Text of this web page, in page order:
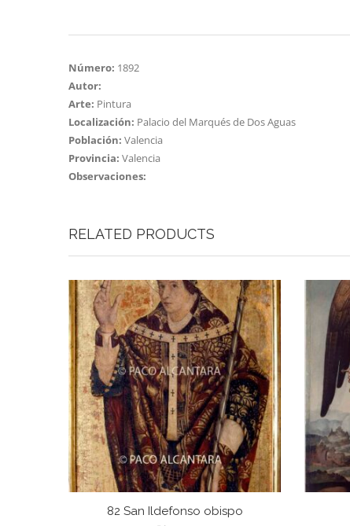
Número: 1892
Autor:
Arte: Pintura
Localización: Palacio del Marqués de Dos Aguas
Población: Valencia
Provincia: Valencia
Observaciones:
RELATED PRODUCTS
82 San Ildefonso obispo